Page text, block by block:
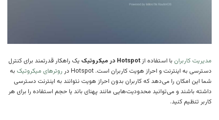
مدیریت کاربران با استفاده از Hotspot در میکروتیک
یک راهکار قدرتمند برای کنترل
دسترسی به اینترنت و احراز هویت کاربران است. Hotspot در
روترهای میکروتیک به
شما این امکان را می‌دهد که کاربران بدون احراز هویت نتوانند به اینترنت دسترسی
داشته باشند و می‌توانید محدودیت‌هایی مانند پهنای باند یا حجم استفاده را برای هر
کاربر تنظیم کنید.